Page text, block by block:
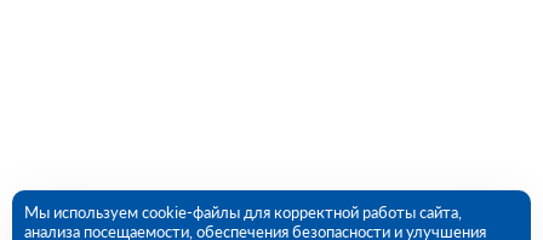
Мы используем cookie-файлы для корректной работы сайта,
анализа посещаемости, обеспечения безопасности и улучшения